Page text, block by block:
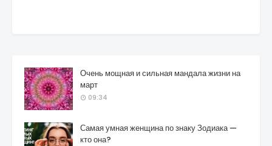
Очень мощная и сильная мандала жизни на
март
09:34
Самая умная женщина по знаку Зодиака —
кто она?